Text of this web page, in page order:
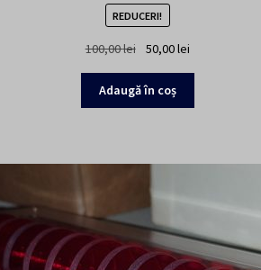
REDUCERI!
100,00lei
Prețul
a
fost:
50,00lei
50,00 lei.
Adaugă în coș